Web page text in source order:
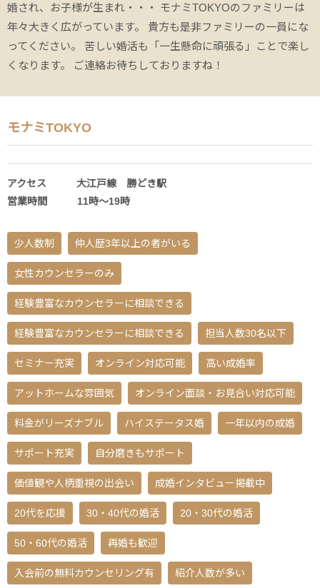
婚され、お子様が生まれ・・・ モナミTOKYOのファミリーは
年々大きく広がっています。 貴方も是非ファミリーの一員にな
ってください。 苦しい婚活も「一生懸命に頑張る」ことで楽し
くなります。 ご連絡お待ちしておりますね！
モナミTOKYO
アクセス 大江戸線 勝どき駅
営業時間 11時～19時
少人数制 仲人歴3年以上の者がいる
女性カウンセラーのみ
経験豊富なカウンセラーに相談できる
経験豊富なカウンセラーに相談できる 担当人数30名以下
セミナー充実 オンライン対応可能 高い成婚率
アットホームな雰囲気 オンライン面談・お見合い対応可能
料金がリーズナブル ハイステータス婚 一年以内の成婚
サポート充実 自分磨きもサポート
価値観や人柄重視の出会い 成婚インタビュー掲載中
20代を応援 30・40代の婚活 20・30代の婚活
50・60代の婚活 再婚も歓迎
入会前の無料カウンセリング有 紹介人数が多い